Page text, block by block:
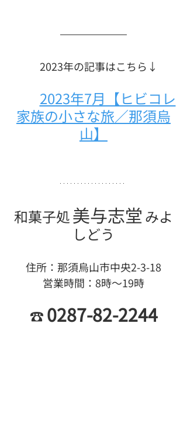
2023年の記事はこちら↓
2023年7月【ヒビコレ
家族の小さな旅／那須烏
山】
和菓子処美与志堂 みよ
しどう
住所：那須烏山市中央2-3-18
営業時間：8時〜19時
☎︎ 0287-82-2244